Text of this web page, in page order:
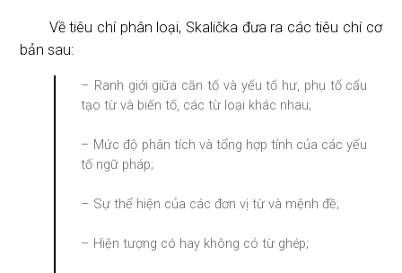
Về tiêu chí phân loại, Skalička đưa ra các tiêu chí cơ
bản sau:
– Ranh giới giữa căn tố và yếu tố hư, phụ tố cấu
tạo từ và biến tố, các từ loại khác nhau;
– Mức độ phân tích và tổng hợp tính của các yếu
tố ngữ pháp;
– Sự thể hiện của các đơn vị từ và mệnh đề;
– Hiện tượng có hay không có từ ghép;